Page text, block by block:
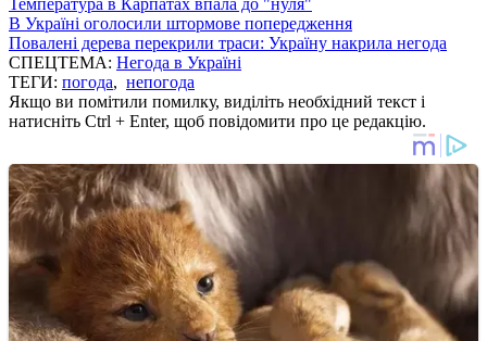
В Україні оголосили штормове попередження
Повалені дерева перекрили траси: Україну накрила негода
СПЕЦТЕМА: Негода в Україні
ТЕГИ: погода, непогода
Якщо ви помітили помилку, виділіть необхідний текст і
натисніть Ctrl + Enter, щоб повідомити про це редакцію.